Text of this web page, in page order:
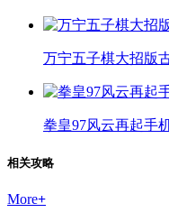
万宁五子棋大招版
拳皇97风云再起手
相关攻略
More+